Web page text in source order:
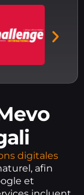
digitales
afin
et